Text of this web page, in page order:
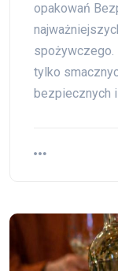
opakowań
spożywczego.
tylko
bezpiecznych